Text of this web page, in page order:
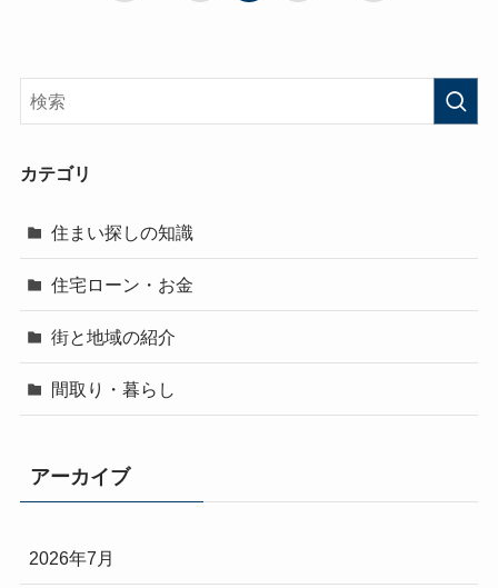
カテゴリ
住まい探しの知識
住宅ローン・お金
街と地域の紹介
間取り・暮らし
アーカイブ
2026年7月